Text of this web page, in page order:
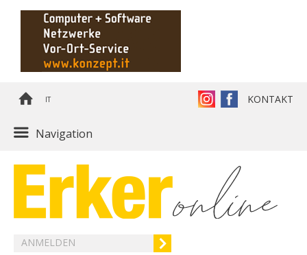
IT KONTAKT
Navigation
ANMELDEN